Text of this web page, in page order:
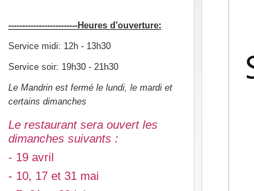
-------------------------Heures d'ouverture:
Service midi: 12h - 13h30
Service soir: 19h30 - 21h30
Le Mandrin est fermé le lundi, le mardi et
certains dimanches
Le restaurant sera ouvert les
dimanches suivants :
- 19 avril
- 10, 17 et 31 mai